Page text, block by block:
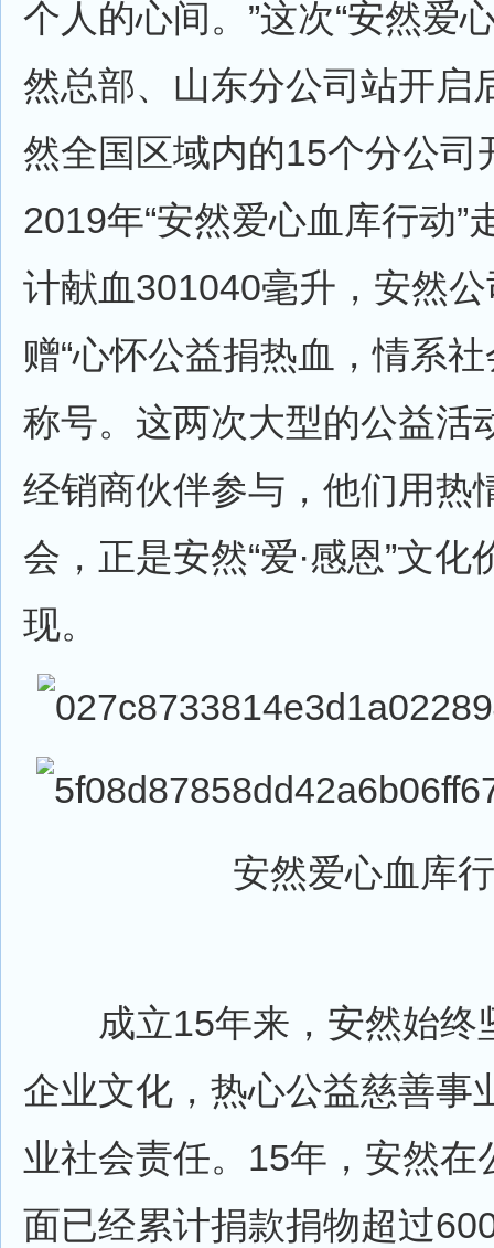
个人的心间。”这次“安然爱
然总部、山东分公司站开启
然全国区域内的15个分公司
2019年“安然爱心血库行动”
计献血301040毫升，安然
赠“心怀公益捐热血，情系
称号。这两次大型的公益活
经销商伙伴参与，他们用热
会，正是安然“爱·感恩”文
现。
安然爱心血库
成立15年来，安然始终坚
企业文化，热心公益慈善事
业社会责任。15年，安然在
面已经累计捐款捐物超过